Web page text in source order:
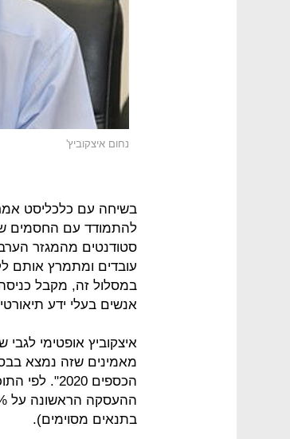
נחום איצקוביץ'
בשיחה עם כלכליסט
להתמודד עם החסמים
סטודנטים מהמגזר
עובדים ומתמרץ אותם
במסלול זה, מקבל
אנשים בעלי ידע
איצקוביץ אופטימי
מאמינים שזה נמצא
הכספים
בתנאים מסוימים).